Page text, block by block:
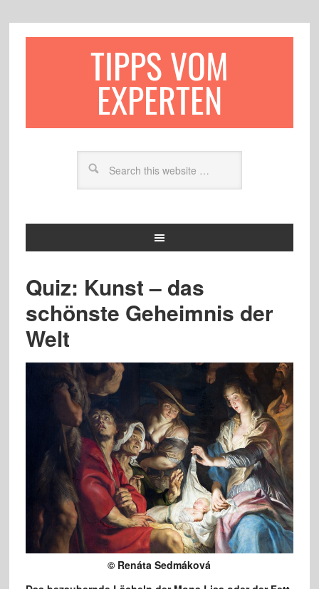
TIPPS VOM
EXPERTEN
Quiz: Kunst – das
schönste Geheimnis der
Welt
© Renáta Sedmáková